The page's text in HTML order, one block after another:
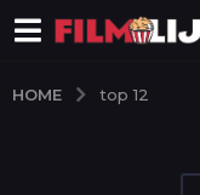
HOME top 12